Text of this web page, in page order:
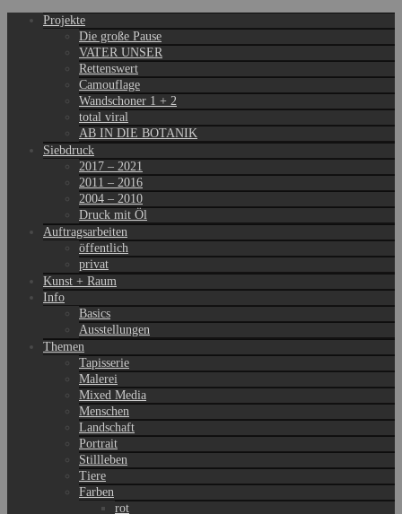
Projekte
Die große Pause
VATER UNSER
Rettenswert
Camouflage
Wandschoner 1 + 2
total viral
AB IN DIE BOTANIK
Siebdruck
2017 – 2021
2011 – 2016
2004 – 2010
Druck mit Öl
Auftragsarbeiten
öffentlich
privat
Kunst + Raum
Info
Basics
Ausstellungen
Themen
Tapisserie
Malerei
Mixed Media
Menschen
Landschaft
Portrait
Stillleben
Tiere
Farben
rot